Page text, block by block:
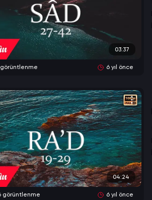
03:37
görüntlenme 6 yıl önce
04:24
görüntlenme 6 yıl önce